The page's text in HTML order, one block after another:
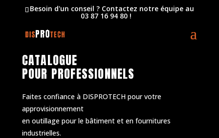
Besoin d'un conseil ? Contactez notre équipe au
03 87 16 94 80 !
CATALOGUE
POUR PROFESSIONNELS
Faites confiance à DISPROTECH pour votre
approvisionnement
en outillage pour le bâtiment et en fournitures
industrielles.